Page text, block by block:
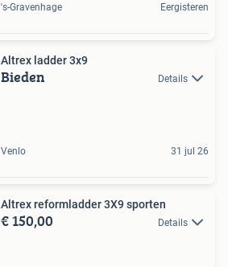
's-Gravenhage Eergisteren
Altrex ladder 3x9
Bieden Details
Venlo 31 jul 26
Altrex reformladder 3X9 sporten
€ 150,00 Details